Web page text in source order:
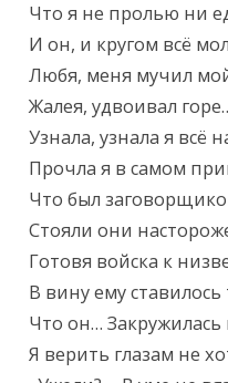
Что я не пролью ни
И он, и кругом всё
Любя, меня мучил
Жалея, удвоивал
Узнала, узнала я всё
Прочла я в самом
Что был
Стояли они
Готовя войска к
В вину ему ставилось
Что он… Закружилась
Я верить глазам не